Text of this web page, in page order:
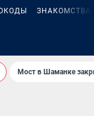
ЗНАКОМСТВА
Мост в Шаманке